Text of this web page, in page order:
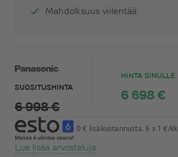
Mahdollisuus viilentää
SUOSITUSHINTA
6 998 €
HINTA SINULLE
6 698 €
0 € lisäkustannusta. 6 x 1 €/kk
Lue lisää arvosteluja